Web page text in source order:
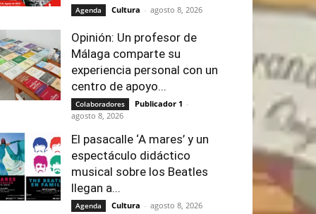
Agenda Cultura - agosto 8, 2026
Opinión: Un profesor de
Málaga comparte su
experiencia personal con un
centro de apoyo...
Colaboradores Publicador 1 -
agosto 8, 2026
El pasacalle ‘A mares’ y un
espectáculo didáctico
musical sobre los Beatles
llegan a...
Agenda Cultura - agosto 8, 2026